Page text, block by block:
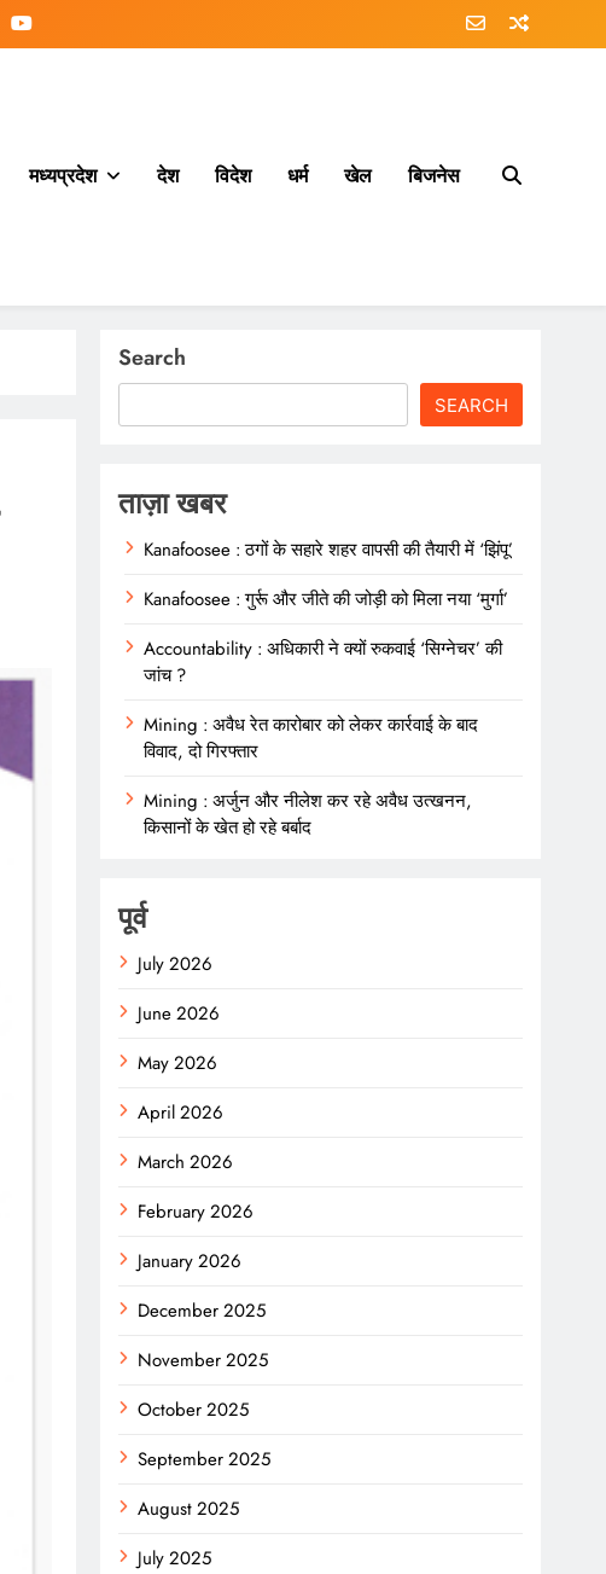
मध्यप्रदेश देश विदेश धर्म खेल बिजनेस
Search
SEARCH
ताज़ा खबर
Kanafoosee : ठगों के सहारे शहर वापसी की तैयारी में ‘झिंपू’
Kanafoosee : गुर्रू और जीते की जोड़ी को मिला नया ‘मुर्गा’
Accountability : अधिकारी ने क्यों रुकवाई ‘सिग्नेचर’ की
जांच ?
Mining : अवैध रेत कारोबार को लेकर कार्रवाई के बाद
विवाद, दो गिरफ्तार
Mining : अर्जुन और नीलेश कर रहे अवैध उत्खनन,
किसानों के खेत हो रहे बर्बाद
पूर्व
July 2026
June 2026
May 2026
April 2026
March 2026
February 2026
January 2026
December 2025
November 2025
October 2025
September 2025
August 2025
July 2025